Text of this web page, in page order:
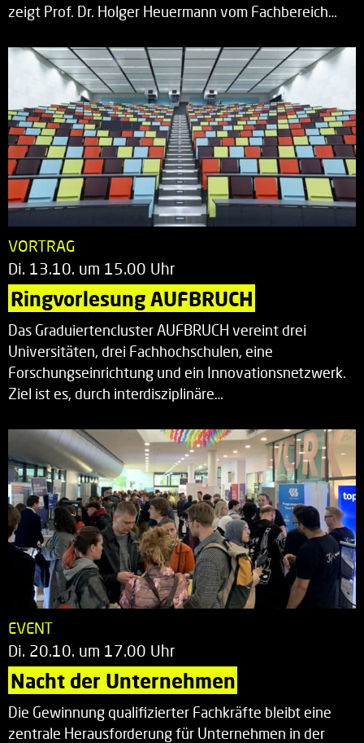
zeigt Prof. Dr. Holger Heuermann vom Fachbereich…
VORTRAG
Di. 13.10. um 15.00 Uhr
Ringvorlesung AUFBRUCH
Das Graduiertencluster AUFBRUCH vereint drei
Universitäten, drei Fachhochschulen, eine
Forschungseinrichtung und ein Innovationsnetzwerk.
Ziel ist es, durch interdisziplinäre…
EVENT
Di. 20.10. um 17.00 Uhr
Nacht der Unternehmen
Die Gewinnung qualifizierter Fachkräfte bleibt eine
zentrale Herausforderung für Unternehmen in der